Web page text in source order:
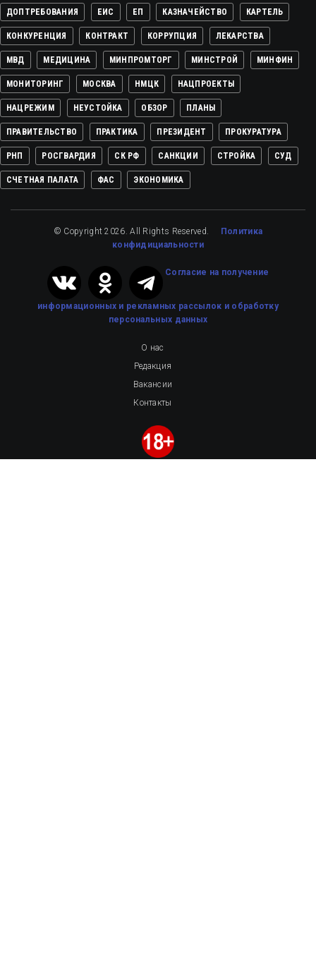
ДОПТРЕБОВАНИЯ ЕИС ЕП КАЗНАЧЕЙСТВО КАРТЕЛЬ
КОНКУРЕНЦИЯ КОНТРАКТ КОРРУПЦИЯ ЛЕКАРСТВА
МВД МЕДИЦИНА МИНПРОМТОРГ МИНСТРОЙ МИНФИН
МОНИТОРИНГ МОСКВА НМЦК НАЦПРОЕКТЫ
НАЦРЕЖИМ НЕУСТОЙКА ОБЗОР ПЛАНЫ
ПРАВИТЕЛЬСТВО ПРАКТИКА ПРЕЗИДЕНТ ПРОКУРАТУРА
РНП РОСГВАРДИЯ СК РФ САНКЦИИ СТРОЙКА СУД
СЧЕТНАЯ ПАЛАТА ФАС ЭКОНОМИКА
© Copyright 2026. All Rights Reserved. Политика
конфидициальности
Cогласие на получение
информационных и рекламных рассылок и обработку
персональных данных
О нас
Редакция
Вакансии
Контакты